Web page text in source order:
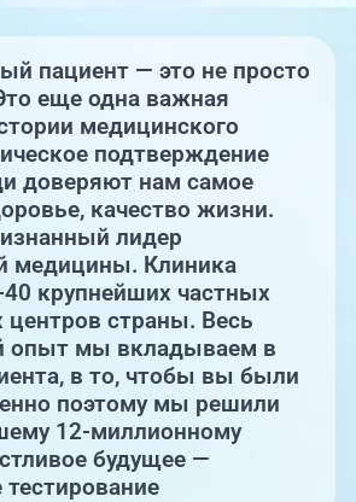
220-00-03
служба,
прием
220-03-03
помощи
927-003
телефон для
пациент — это не просто
еще одна важная
медицинского
подтверждение
доверяют нам самое
качество жизни.
лидер
медицины. Клиника
40 крупнейших частных
страны. Весь
опыт мы вкладываем в
в то, чтобы вы были
поэтому мы решили
12-миллионному
будущее —
тестирование